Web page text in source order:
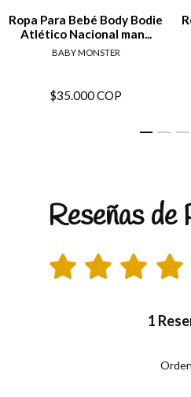
Ropa Para Bebé Body Bodie
Atlético Nacional man...
BABY MONSTER
$35.000 COP
Reseñas
1